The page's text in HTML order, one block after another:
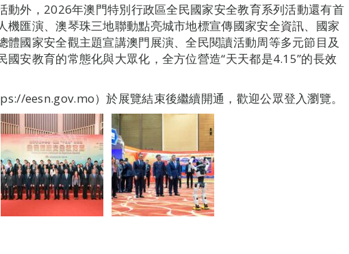
動外，2026年澳門特別行政區全民國家安全教育系列活動還有首
機匯演、澳琴珠三地聯動點亮城市地標宣傳國家安全資訊、國家
體國家安全觀主題宣講澳門展演、全民閱讀活動周等多元節目及
國安教育的常態化與大眾化，全方位營造“天天都是4.15”的長效
eesn.gov.mo）於展覽結束後繼續開通，歡迎公眾登入瀏覽。